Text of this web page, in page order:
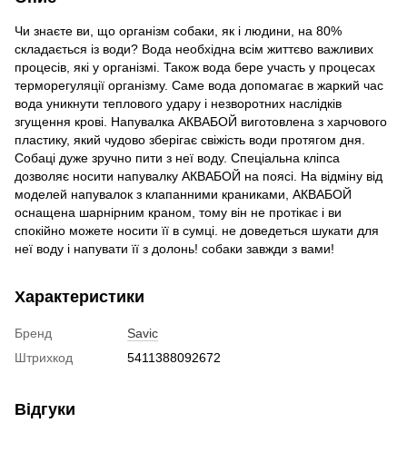
Чи знаєте ви, що організм собаки, як і людини, на 80%
складається із води? Вода необхідна всім життєво важливих
процесів, які у організмі. Також вода бере участь у процесах
терморегуляції організму. Саме вода допомагає в жаркий час
вода уникнути теплового удару і незворотних наслідків
згущення крові. Напувалка АКВАБОЙ виготовлена з харчового
пластику, який чудово зберігає свіжість води протягом дня.
Собаці дуже зручно пити з неї воду. Спеціальна кліпса
дозволяє носити напувалку АКВАБОЙ на поясі. На відміну від
моделей напувалок з клапанними краниками, АКВАБОЙ
оснащена шарнірним краном, тому він не протікає і ви
спокійно можете носити її в сумці. не доведеться шукати для
неї воду і напувати її з долонь! собаки завжди з вами!
Характеристики
Бренд
Savic
Штрихкод
5411388092672
Відгуки